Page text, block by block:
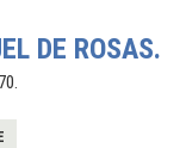
DE ROSAS.